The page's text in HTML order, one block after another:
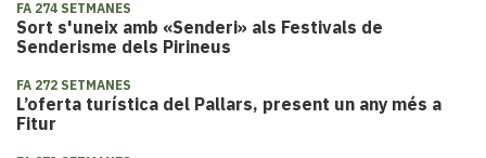
FA 274 SETMANES
Sort s'uneix amb «Senderi» als Festivals de
Senderisme dels Pirineus
FA 272 SETMANES
L’oferta turística del Pallars, present un any més a
Fitur